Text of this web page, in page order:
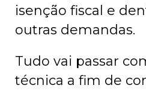
isenção fiscal e
outras demandas.
Tudo vai passar
técnica a fim de